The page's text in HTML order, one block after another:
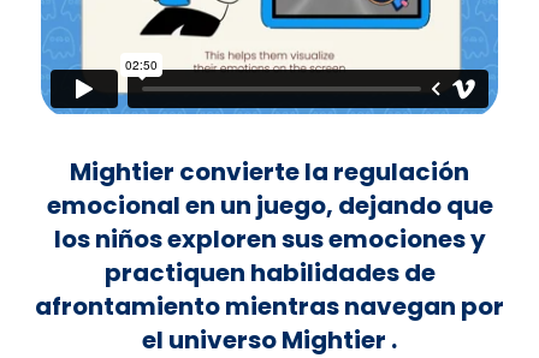
Mightier convierte la regulación
emocional en un juego, dejando que
los niños exploren sus emociones y
practiquen habilidades de
afrontamiento mientras navegan por
el universo Mightier .